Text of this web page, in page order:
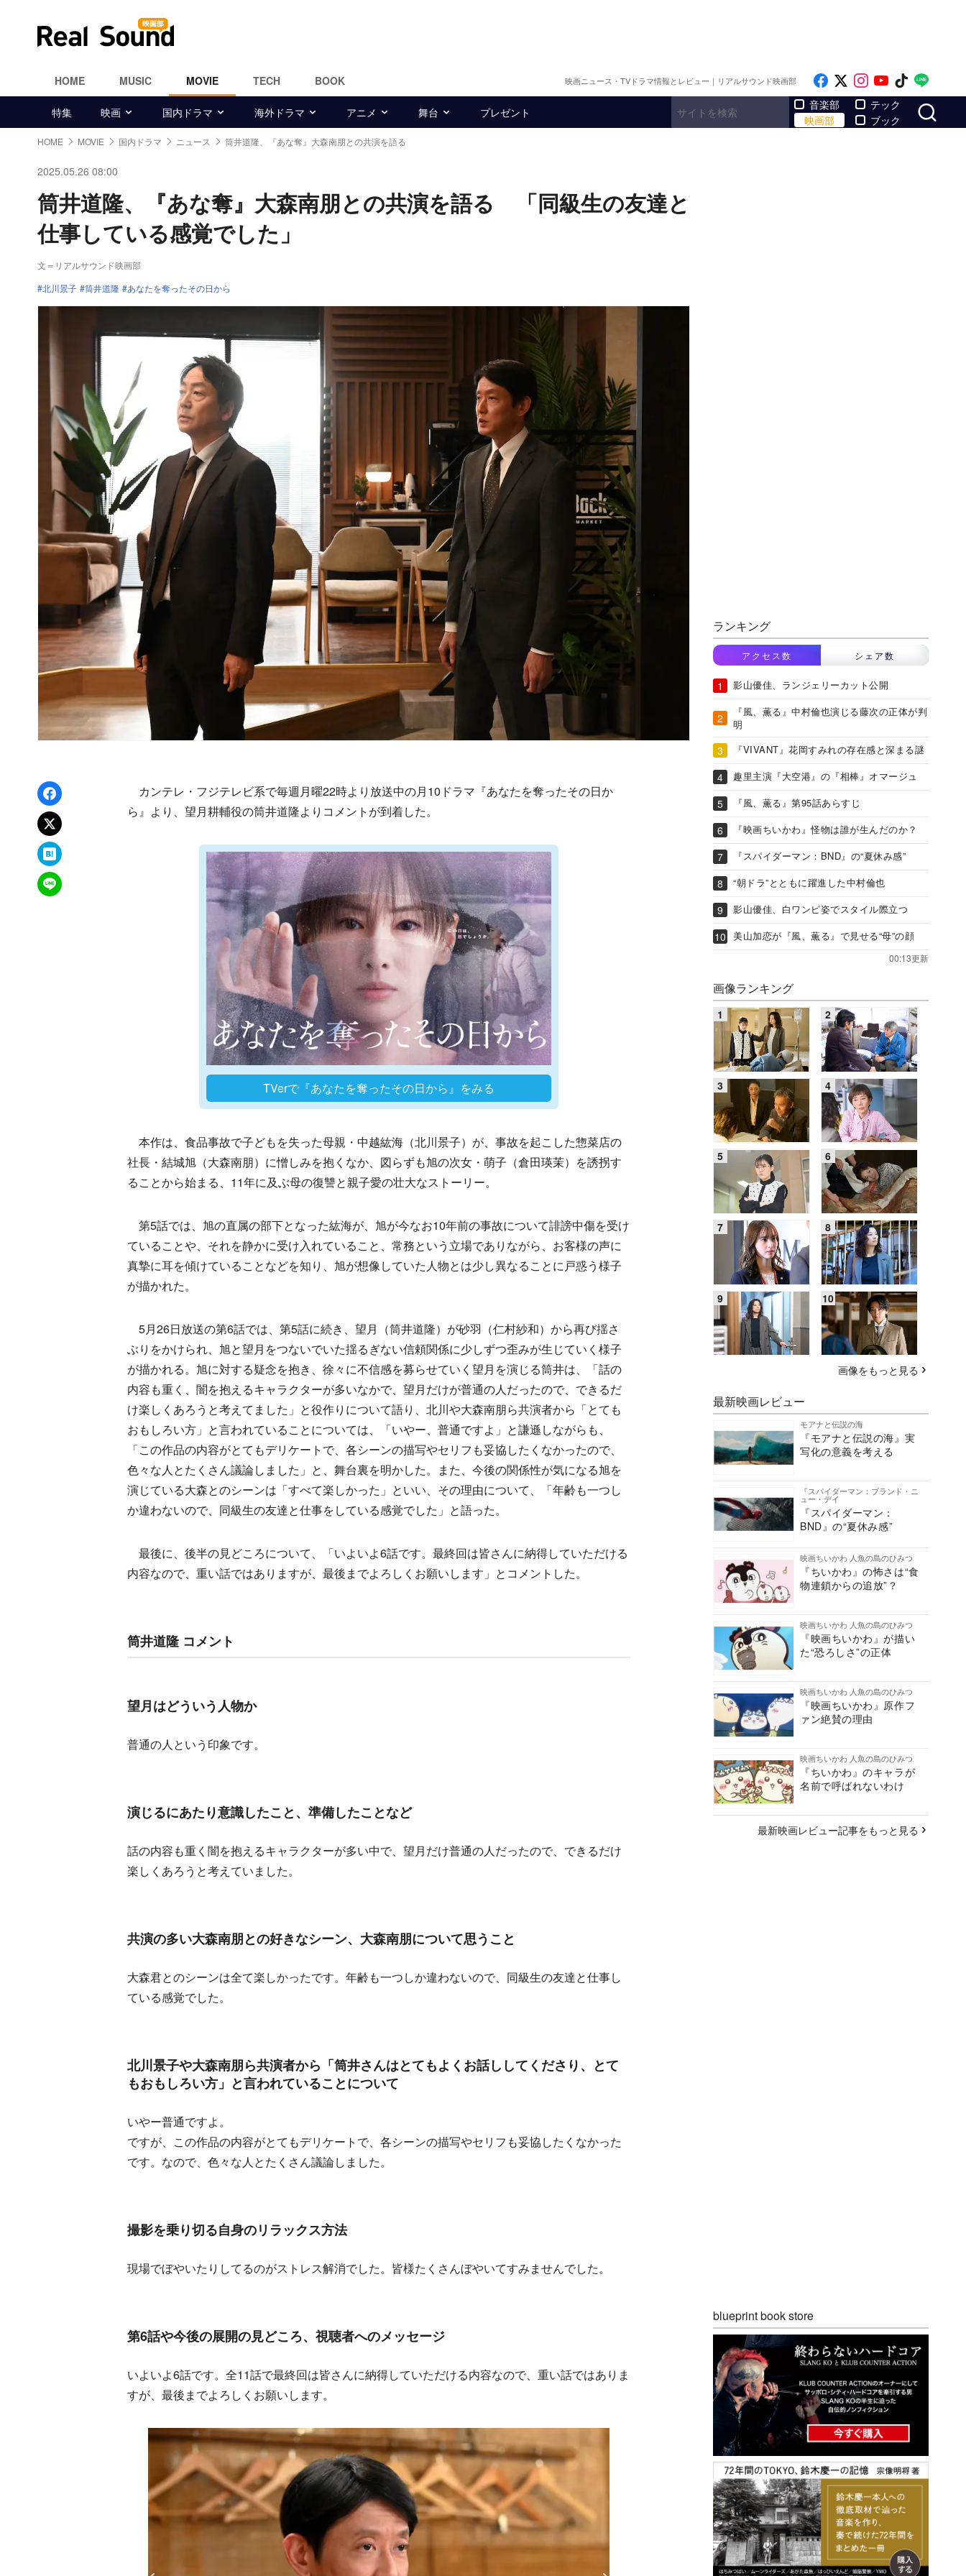
HOME MUSIC MOVIE TECH BOOK 映画ニュース・TVドラマ情報とレビュー｜リアルサウンド映画部 Like on Facebook
Follow on x
Follow on
Follow on
Follow
特集 映画 国内ドラマ 海外ドラマ アニメ 舞台 プレゼント
音楽部
映画部
テック
ブック
HOME MOVIE 国内ドラマ ニュース 筒井道隆、『あな奪』大森南朋との共演を語る
2025.05.26 08:00
筒井道隆、『あな奪』大森南朋との共演を語る 「同級生の友達と
仕事している感覚でした」
文＝リアルサウンド映画部
北川景子
筒井道隆 あなたを奪ったその日から
Facebookでシェア
xでポスト
はてなブックマーク
LINEで送る
カンテレ・フジテレビ系で毎週月曜22時より放送中の月10ドラマ『あなたを奪ったその日か
ら』より、望月耕輔役の筒井道隆よりコメントが到着した。
TVerで『あなたを奪ったその日から』をみる
本作は、食品事故で子どもを失った母親・中越紘海（北川景子）が、事故を起こした惣菜店の
社長・結城旭（大森南朋）に憎しみを抱くなか、図らずも旭の次女・萌子（倉田瑛茉）を誘拐す
ることから始まる、11年に及ぶ母の復讐と親子愛の壮大なストーリー。
第5話では、旭の直属の部下となった紘海が、旭が今なお10年前の事故について誹謗中傷を受け
ていることや、それを静かに受け入れていること、常務という立場でありながら、お客様の声に
真摯に耳を傾けていることなどを知り、旭が想像していた人物とは少し異なることに戸惑う様子
が描かれた。
5月26日放送の第6話では、第5話に続き、望月（筒井道隆）が砂羽（仁村紗和）から再び揺さ
ぶりをかけられ、旭と望月をつないでいた揺るぎない信頼関係に少しずつ歪みが生じていく様子
が描かれる。旭に対する疑念を抱き、徐々に不信感を募らせていく望月を演じる筒井は、「話の
内容も重く、闇を抱えるキャラクターが多いなかで、望月だけが普通の人だったので、できるだ
け楽しくあろうと考えてました」と役作りについて語り、北川や大森南朋ら共演者から「とても
おもしろい方」と言われていることについては、「いやー、普通ですよ」と謙遜しながらも、
「この作品の内容がとてもデリケートで、各シーンの描写やセリフも妥協したくなかったので、
色々な人とたくさん議論しました」と、舞台裏を明かした。また、今後の関係性が気になる旭を
演じている大森とのシーンは「すべて楽しかった」といい、その理由について、「年齢も一つし
か違わないので、同級生の友達と仕事をしている感覚でした」と語った。
最後に、後半の見どころについて、「いよいよ6話です。最終回は皆さんに納得していただける
内容なので、重い話ではありますが、最後までよろしくお願いします」とコメントした。
筒井道隆 コメント
望月はどういう人物か
普通の人という印象です。
演じるにあたり意識したこと、準備したことなど
話の内容も重く闇を抱えるキャラクターが多い中で、望月だけ普通の人だったので、できるだけ
楽しくあろうと考えていました。
共演の多い大森南朋との好きなシーン、大森南朋について思うこと
大森君とのシーンは全て楽しかったです。年齢も一つしか違わないので、同級生の友達と仕事し
ている感覚でした。
北川景子や大森南朋ら共演者から「筒井さんはとてもよくお話ししてくださり、とて
もおもしろい方」と言われていることについて
いやー普通ですよ。
ですが、この作品の内容がとてもデリケートで、各シーンの描写やセリフも妥協したくなかった
です。なので、色々な人とたくさん議論しました。
撮影を乗り切る自身のリラックス方法
現場でぼやいたりしてるのがストレス解消でした。皆様たくさんぼやいてすみませんでした。
第6話や今後の展開の見どころ、視聴者へのメッセージ
いよいよ6話です。全11話で最終回は皆さんに納得していただける内容なので、重い話ではありま
すが、最後までよろしくお願いします。
ランキング
アクセス数 シェア数
影山優佳、ランジェリーカット公開
『風、薫る』中村倫也演じる藤次の正体が判
明
『VIVANT』花岡すみれの存在感と深まる謎
趣里主演『大空港』の『相棒』オマージュ
『風、薫る』第95話あらすじ
『映画ちいかわ』怪物は誰が生んだのか？
『スパイダーマン：BND』の“夏休み感”
“朝ドラ”とともに躍進した中村倫也
影山優佳、白ワンピ姿でスタイル際立つ
美山加恋が『風、薫る』で見せる“母”の顔
00:13更新
画像ランキング
画像をもっと見る
最新映画レビュー
モアナと伝説の海
『モアナと伝説の海』実
写化の意義を考える
『スパイダーマン：ブランド・ニ
ュー・デイ
『スパイダーマン：
BND』の“夏休み感”
映画ちいかわ 人魚の島のひみつ
『ちいかわ』の怖さは“食
物連鎖からの追放”？
映画ちいかわ 人魚の島のひみつ
『映画ちいかわ』が描い
た“恐ろしさ”の正体
映画ちいかわ 人魚の島のひみつ
『映画ちいかわ』原作フ
ァン絶賛の理由
映画ちいかわ 人魚の島のひみつ
『ちいかわ』のキャラが
名前で呼ばれないわけ
最新映画レビュー記事をもっと見る
blueprint book store